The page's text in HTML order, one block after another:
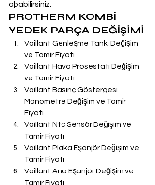
aþabilirsiniz.
PROTHERM KOMBİ
YEDEK PARÇA DEĞİŞİMİ
Vaillant Genleşme Tankı Değişim
ve Tamir Fiyatı
Vaillant Hava Prosestatı Değişim
ve Tamir Fiyatı
Vaillant Basınç Göstergesi
Manometre Değişim ve Tamir
Fiyatı
Vaillant Ntc Sensör Değişim ve
Tamir Fiyatı
Vaillant Plaka Eşanjör Değişim ve
Tamir Fiyatı
Vaillant Ana Eşanjör Değişim ve
Tamir Fiyatı